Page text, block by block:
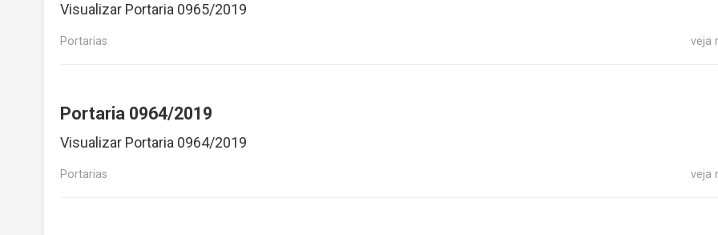
Visualizar Portaria 0965/2019
Portarias veja
Portaria 0964/2019
Visualizar Portaria 0964/2019
Portarias veja